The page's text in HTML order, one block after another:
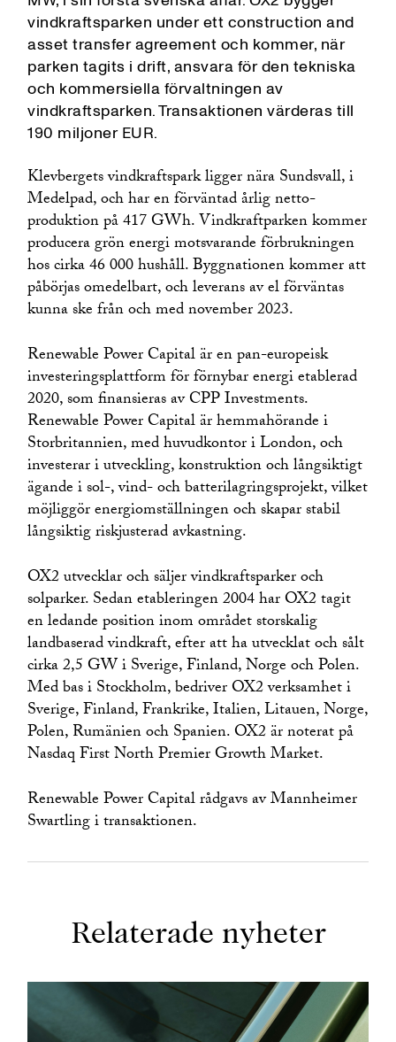
vindkraftsparken under ett construction and
asset transfer agreement och kommer, när
parken tagits i drift, ansvara för den tekniska
och kommersiella förvaltningen av
vindkraftsparken. Transaktionen värderas till
190 miljoner EUR.
Klevbergets vindkraftspark ligger nära Sundsvall, i
Medelpad, och har en förväntad årlig netto­
produktion på 417 GWh. Vindkraftparken kommer
producera grön energi motsvarande förbrukningen
hos cirka 46 000 hushåll. Byggnationen kommer att
påbörjas omedelbart, och leverans av el förväntas
kunna ske från och med november 2023.
Renewable Power Capital är en pan-europeisk
investeringsplattform för förnybar energi etablerad
2020, som finansieras av CPP Investments.
Renewable Power Capital är hemmahörande i
Storbritannien, med huvudkontor i London, och
investerar i utveckling, konstruktion och långsiktigt
ägande i sol-, vind- och batterilagringsprojekt, vilket
möjliggör energiomställningen och skapar stabil
långsiktig riskjusterad avkastning.
OX2 utvecklar och säljer vindkraftsparker och
solparker. Sedan etableringen 2004 har OX2 tagit
en ledande position inom området storskalig
landbaserad vindkraft, efter att ha utvecklat och sålt
cirka 2,5 GW i Sverige, Finland, Norge och Polen.
Med bas i Stockholm, bedriver OX2 verksamhet i
Sverige, Finland, Frankrike, Italien, Litauen, Norge,
Polen, Rumänien och Spanien. OX2 är noterat på
Nasdaq First North Premier Growth Market.
Renewable Power Capital rådgavs av Mannheimer
Swartling i transaktionen.
Relaterade nyheter